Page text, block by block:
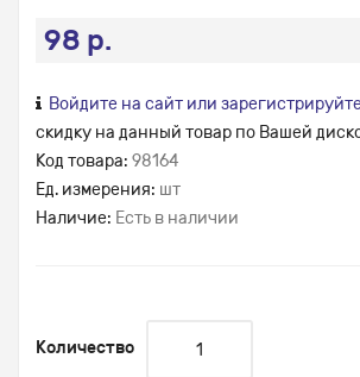
98 р.
Войдите на сайт или
скидку на данный товар по Вашей
Код товара: 98164
Ед. измерения: шт
Наличие: Есть в наличии
Количество